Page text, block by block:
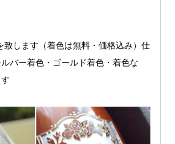
致します（着色は無料・価格込み）仕
ルバー着色・ゴールド着色・着色な